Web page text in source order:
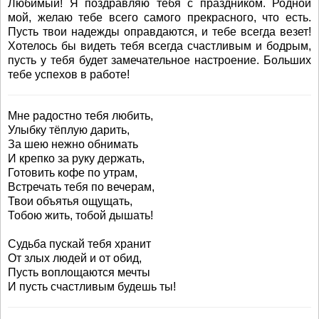
Любимый! Я поздравляю тебя с праздником. Родной
мой, желаю тебе всего самого прекрасного, что есть.
Пусть твои надежды оправдаются, и тебе всегда везет!
Хотелось бы видеть тебя всегда счастливым и бодрым,
пусть у тебя будет замечательное настроение. Больших
тебе успехов в работе!
Мне радостно тебя любить,
Улыбку тёплую дарить,
За шею нежно обнимать
И крепко за руку держать,
Готовить кофе по утрам,
Встречать тебя по вечерам,
Твои объятья ощущать,
Тобою жить, тобой дышать!
Судьба пускай тебя хранит
От злых людей и от обид,
Пусть воплощаются мечты
И пусть счастливым будешь ты!